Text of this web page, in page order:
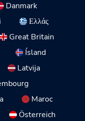
Danmark
Ελλάς
Great Britain
Ísland
Latvija
Maroc
Österreich